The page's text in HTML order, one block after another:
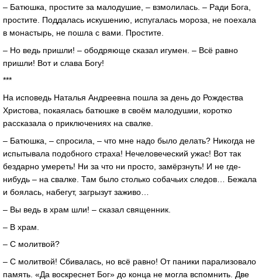
– Батюшка, простите за малодушие, – взмолилась. – Ради Бога,
простите. Поддалась искушению, испугалась мороза, не поехала
в монастырь, не пошла с вами. Простите.
– Но ведь пришли! – ободряюще сказал игумен. – Всё равно
пришли! Вот и слава Богу!
***
На исповедь Наталья Андреевна пошла за день до Рождества
Христова, покаялась батюшке в своём малодушии, коротко
рассказала о приключениях на свалке.
– Батюшка, – спросила, – что мне надо было делать? Никогда не
испытывала подобного страха! Нечеловеческий ужас! Вот так
бездарно умереть! Ни за что ни просто, замёрзнуть! И не где-
нибудь – на свалке. Там было столько собачьих следов… Бежала
и боялась, набегут, загрызут заживо…
– Вы ведь в храм шли! – сказал священник.
– В храм.
– С молитвой?
– С молитвой! Сбивалась, но всё равно! От паники парализовало
память. «Да воскреснет Бог» до конца не могла вспомнить. Две